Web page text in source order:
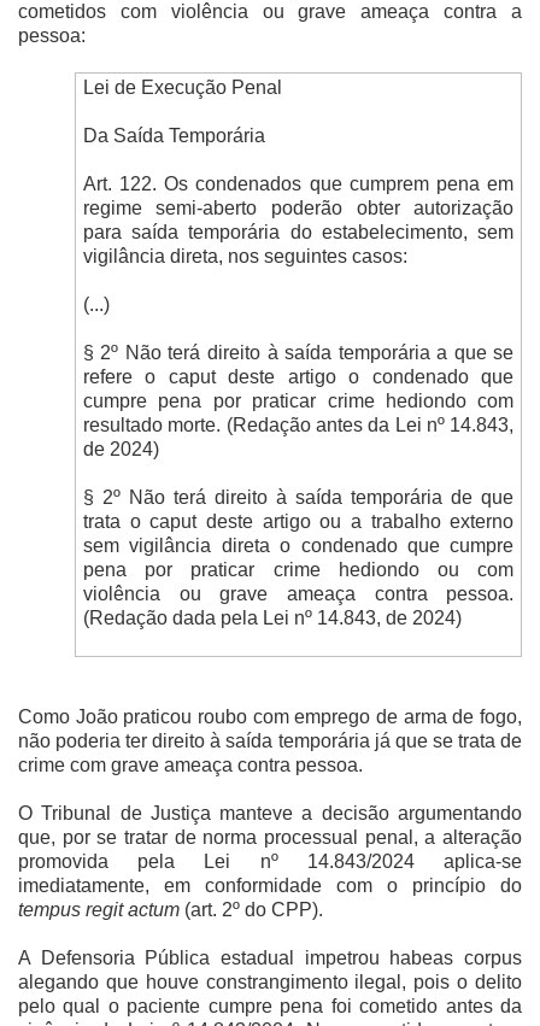
cometidos com violência ou grave ameaça contra a
pessoa:
Lei de Execução Penal
Da Saída Temporária
Art. 122. Os condenados que cumprem pena em
regime semi-aberto poderão obter autorização
para saída temporária do estabelecimento, sem
vigilância direta, nos seguintes casos:
(...)
§ 2º Não terá direito à saída temporária a que se
refere o caput deste artigo o condenado que
cumpre pena por praticar crime hediondo com
resultado morte. (Redação antes da Lei nº 14.843,
de 2024)
§ 2º Não terá direito à saída temporária de que
trata o caput deste artigo ou a trabalho externo
sem vigilância direta o condenado que cumpre
pena por praticar crime hediondo ou com
violência ou grave ameaça contra pessoa.
(Redação dada pela Lei nº 14.843, de 2024)
Como João praticou roubo com emprego de arma de fogo,
não poderia ter direito à saída temporária já que se trata de
crime com grave ameaça contra pessoa.
O Tribunal de Justiça manteve a decisão argumentando
que, por se tratar de norma processual penal, a alteração
promovida pela Lei nº 14.843/2024 aplica-se
imediatamente, em conformidade com o princípio do
tempus regit actum (art. 2º do CPP).
A Defensoria Pública estadual impetrou habeas corpus
alegando que houve constrangimento ilegal, pois o delito
pelo qual o paciente cumpre pena foi cometido antes da